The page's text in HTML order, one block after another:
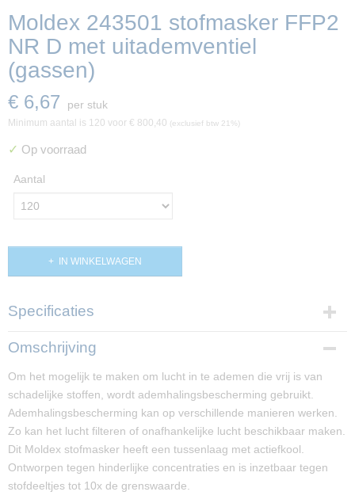
Moldex 243501 stofmasker FFP2
NR D met uitademventiel
(gassen)
€ 6,67 per stuk
Minimum aantal is 120 voor € 800,40 (exclusief btw 21%)
✓ Op voorraad
Aantal
IN WINKELWAGEN
Specificaties
Productcode
Omschrijving
Om het mogelijk te maken om lucht in te ademen die vrij is van
schadelijke stoffen, wordt ademhalingsbescherming gebruikt.
Ademhalingsbescherming kan op verschillende manieren werken.
Zo kan het lucht filteren of onafhankelijke lucht beschikbaar maken.
Dit Moldex stofmasker heeft een tussenlaag met actiefkool.
Ontworpen tegen hinderlijke concentraties en is inzetbaar tegen
stofdeeltjes tot 10x de grenswaarde.